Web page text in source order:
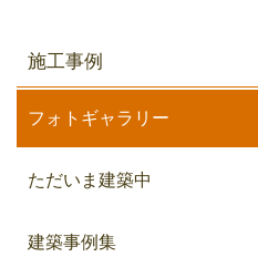
施工事例
フォトギャラリー
ただいま建築中
建築事例集